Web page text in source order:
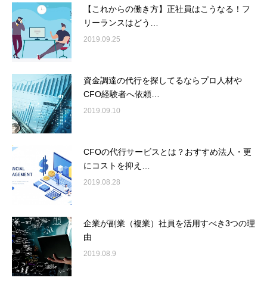
【これからの働き方】正社員はこうなる！フ
リーランスはどう…
2019.09.25
資金調達の代行を探してるならプロ人材や
CFO経験者へ依頼…
2019.09.10
CFOの代行サービスとは？おすすめ法人・更
にコストを抑え…
2019.08.28
企業が副業（複業）社員を活用すべき3つの理
由
2019.08.9